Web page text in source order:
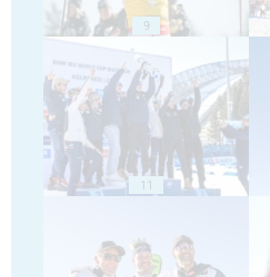
9
11